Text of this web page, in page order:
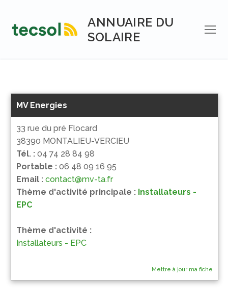
contenu
ANNUAIRE DU
SOLAIRE
MV Energies
33 rue du pré Flocard
38390 MONTALIEU-VERCIEU
Tél. : 04 74 28 84 98
Portable : 06 48 09 16 95
Email : contact@mv-ta.fr
Thème d'activité principale : Installateurs -
EPC
Thème d'activité :
Installateurs - EPC
Mettre à jour ma fiche